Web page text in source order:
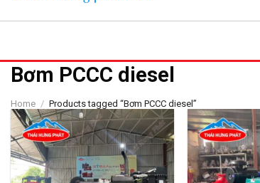
Bơm PCCC diesel
Home / Products tagged “Bơm PCCC diesel”